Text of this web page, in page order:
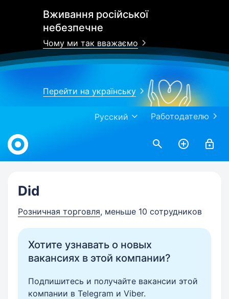
Вживання російської
небезпечне
Чому ми так вважаємо
Перейти на українську
Работодателю
Русский
Work.ua
Did
Розничная торговля, меньше 10 сотрудников
Хотите узнавать о новых
вакансиях в этой компании?
Подпишитесь и получайте вакансии этой
компании в Telegram и Viber.